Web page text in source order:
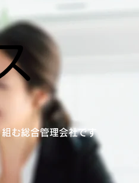
む総合管理会社です